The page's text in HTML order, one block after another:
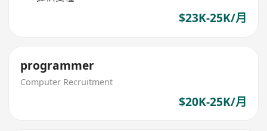
$23K-25K/月
programmer
Computer Recruitment
$20K-25K/月